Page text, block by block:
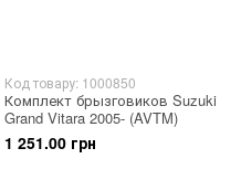
Код товару: 1000850
Комплект брызговиков Suzuki
Grand Vitara 2005- (AVTM)
1 251.00 грн